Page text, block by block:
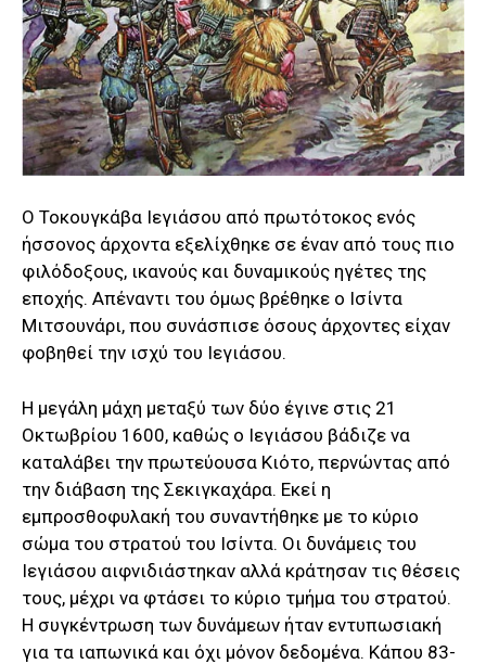
Ο Τοκουγκάβα Ιεγιάσου από πρωτότοκος ενός
ήσσονος άρχοντα εξελίχθηκε σε έναν από τους πιο
φιλόδοξους, ικανούς και δυναμικούς ηγέτες της
εποχής. Απέναντι του όμως βρέθηκε ο Ισίντα
Μιτσουνάρι, που συνάσπισε όσους άρχοντες είχαν
φοβηθεί την ισχύ του Ιεγιάσου.
Η μεγάλη μάχη μεταξύ των δύο έγινε στις 21
Οκτωβρίου 1600, καθώς ο Ιεγιάσου βάδιζε να
καταλάβει την πρωτεύουσα Κιότο, περνώντας από
την διάβαση της Σεκιγκαχάρα. Εκεί η
εμπροσθοφυλακή του συναντήθηκε με το κύριο
σώμα του στρατού του Ισίντα. Οι δυνάμεις του
Ιεγιάσου αιφνιδιάστηκαν αλλά κράτησαν τις θέσεις
τους, μέχρι να φτάσει το κύριο τμήμα του στρατού.
Η συγκέντρωση των δυνάμεων ήταν εντυπωσιακή
για τα ιαπωνικά και όχι μόνον δεδομένα. Κάπου 83-